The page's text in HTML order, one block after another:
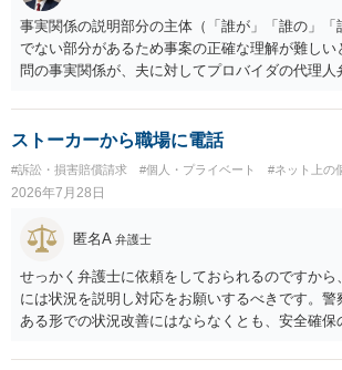
事実関係の説明部分の主体（「誰が」「誰の」「
でない部分があるため事案の正確な理解が難しい
問の事実関係が、夫に対してプロバイダの代理人
情報として夫の氏名と住所が開示され、開示請求
士）が、夫に対して内容証明郵便を送ったり訴訟
する可能性があるように思われます。この場合
る女性？）の代理人弁護士へ、実は投稿者があな
とともに、あなたから連絡することもあり得ま
を入れた「相手方の法律事務所」というのがプロ
務所であるのか、それとも開示請求者の代理人の
ですが、もし前者であれば、書類の再送要請には
一方、後者であるなら、夫を被告として提訴に
要が出てきます。 あなたと夫との夫婦関係の状況
婦関係は良好なのか、あなたが夫へ嘘をついたの
ないところがあり、実際にどのような対応がベタ
ストーカーから職場に電話
#訴訟・損害賠償請求 #個人・プライベート #ネット上の
2026年7月28日
匿名A 弁護士
せっかく弁護士に依頼をしておられるのですから
には状況を説明し対応をお願いするべきです。
ある形での状況改善にはならなくとも、安全確